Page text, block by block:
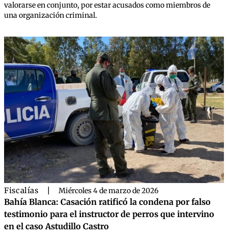
valorarse en conjunto, por estar acusados como miembros de
una organización criminal.
Fiscalías Miércoles 4 de marzo de 2026
Bahía Blanca: Casación ratificó la condena por falso
testimonio para el instructor de perros que intervino
en el caso Astudillo Castro